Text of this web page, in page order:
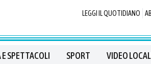
LEGGI IL QUOTIDIANO
SPETTACOLI SPORT VIDEO